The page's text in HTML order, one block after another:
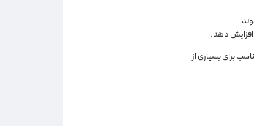
دهد.
برای بسیاری از